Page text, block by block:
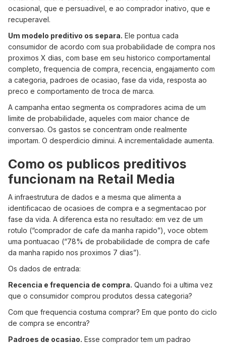
ocasional, que e persuadivel, e ao comprador inativo, que e
recuperavel.
Um modelo preditivo os separa. Ele pontua cada
consumidor de acordo com sua probabilidade de compra nos
proximos X dias, com base em seu historico comportamental
completo, frequencia de compra, recencia, engajamento com
a categoria, padroes de ocasiao, fase da vida, resposta ao
preco e comportamento de troca de marca.
A campanha entao segmenta os compradores acima de um
limite de probabilidade, aqueles com maior chance de
conversao. Os gastos se concentram onde realmente
importam. O desperdicio diminui. A incrementalidade aumenta.
Como os publicos preditivos
funcionam na Retail Media
A infraestrutura de dados e a mesma que alimenta a
identificacao de ocasioes de compra e a segmentacao por
fase da vida. A diferenca esta no resultado: em vez de um
rotulo (“comprador de cafe da manha rapido”), voce obtem
uma pontuacao (“78% de probabilidade de compra de cafe
da manha rapido nos proximos 7 dias”).
Os dados de entrada:
Recencia e frequencia de compra. Quando foi a ultima vez
que o consumidor comprou produtos dessa categoria?
Com que frequencia costuma comprar? Em que ponto do ciclo
de compra se encontra?
Padroes de ocasiao. Esse comprador tem um padrao